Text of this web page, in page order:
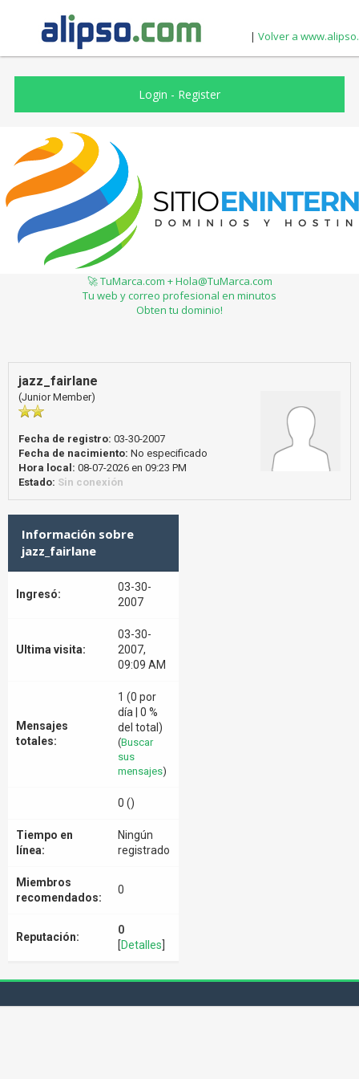
| Volver a
Login - Register
🚀 TuMarca.com + Hola@TuMarca.com
Tu web y correo profesional en minutos
Obten tu dominio!
jazz_fairlane
(Junior Member)
Fecha de registro: 03-30-2007
Fecha de nacimiento: No especificado
Hora local: 08-07-2026 en 09:23 PM
Estado: Sin conexión
Información sobre
jazz_fairlane
Ingresó:
03-30-
2007
Ultima visita:
03-30-
2007,
09:09 AM
Mensajes
totales:
1 (0 por
día | 0 %
del total)
(Buscar
sus
mensajes)
0 ()
Tiempo en
línea:
Ningún
registrado
Miembros
recomendados:
0
Reputación:
0
[Detalles